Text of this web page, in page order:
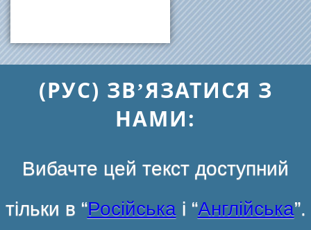
(РУС) ЗВ’ЯЗАТИСЯ З
НАМИ:
Вибачте цей текст доступний
тільки в “Російськаі “Англійська”.